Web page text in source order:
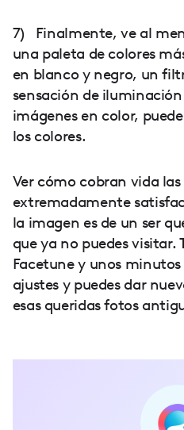
7) Finalmente, ve al
una paleta de colores
en blanco y negro, un
sensación de
imágenes en color,
los colores.
Ver cómo cobran vida
extremadamente
la imagen es de un ser
que ya no puedes visitar.
Facetune y unos
ajustes y puedes dar
esas queridas fotos